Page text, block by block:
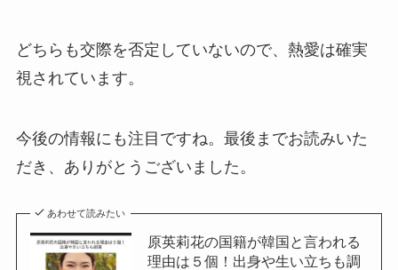
どちらも交際を否定していないので、熱愛は確実
視されています。
今後の情報にも注目ですね。最後までお読みいた
だき、ありがとうございました。
あわせて読みたい
原英莉花の国籍が韓国と言われる
理由は５個！出身や生い立ちも調